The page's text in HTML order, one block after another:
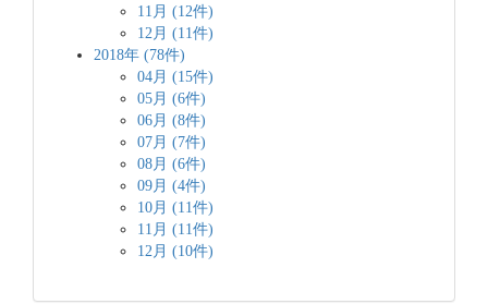
11月 (12件)
12月 (11件)
2018年 (78件)
04月 (15件)
05月 (6件)
06月 (8件)
07月 (7件)
08月 (6件)
09月 (4件)
10月 (11件)
11月 (11件)
12月 (10件)